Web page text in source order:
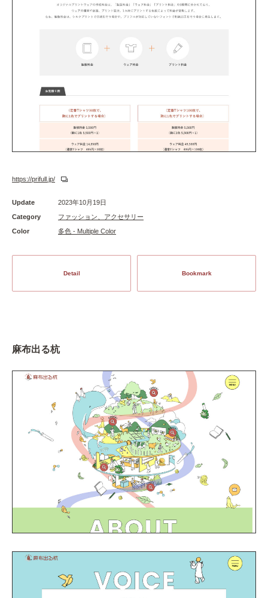
https://prifull.jp/
Update
2023年10月19日
Category
ファッション、アクセサリー
Color
多色 - Multiple Color
Detail Bookmark
麻布出る杭